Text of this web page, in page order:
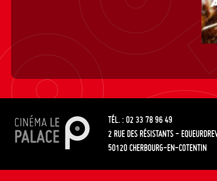
TÉL. : 02 33 78 96 49
2 RUE DES RÉSISTANTS -
50120 CHERBOURG-EN-COTENTIN